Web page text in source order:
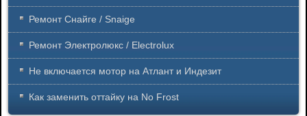
Ремонт Снайге / Snaige
Ремонт Электролюкс / Electrolux
Не включается мотор на Атлант и Индезит
Как заменить оттайку на No Frost